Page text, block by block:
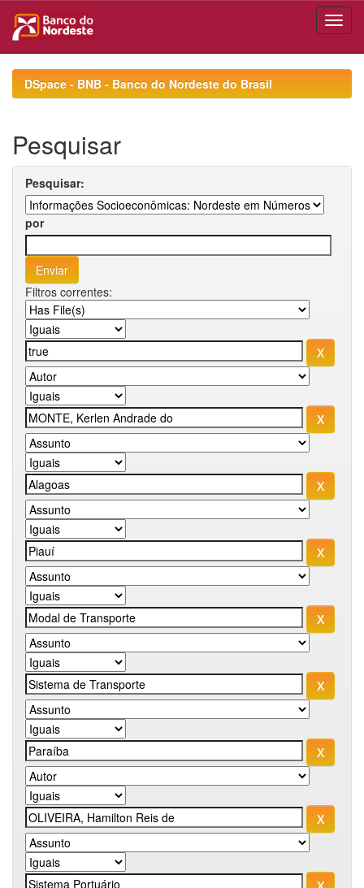
navigationDSpace - BNB - Banco do Nordeste do Brasil
Pesquisar
Pesquisar:
por
Filtros correntes: